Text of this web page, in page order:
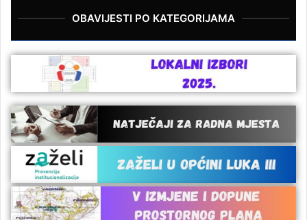
OBAVIJESTI PO KATEGORIJAMA